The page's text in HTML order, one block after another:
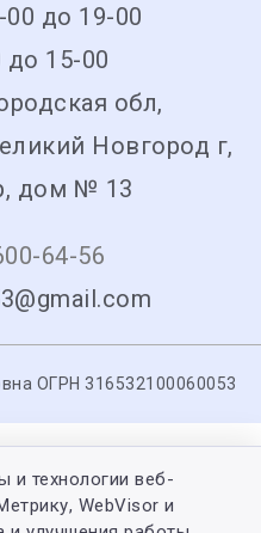
до 19-00
до 15-00
обл,
Новгород г,
дом № 13
64-56
ОГРН 316532100060053
технологии веб-
WebVisor и